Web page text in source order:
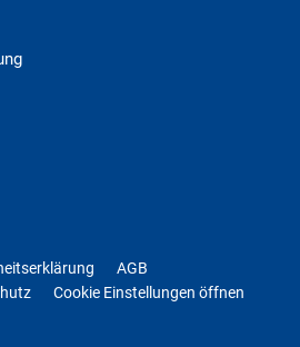
AGB
Cookie Einstellungen öffnen